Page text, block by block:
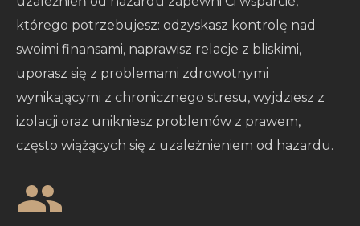
którego potrzebujesz: odzyskasz kontrolę nad
swoimi finansami, naprawisz relacje z bliskimi,
uporasz się z problemami zdrowotnymi
wynikającymi z chronicznego stresu, wyjdziesz z
izolacji oraz unikniesz problemów z prawem,
często wiążących się z uzależnieniem od hazardu.